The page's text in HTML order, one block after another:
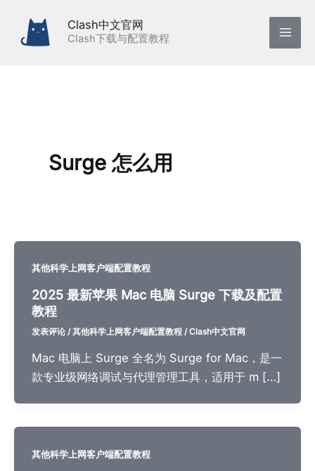
Clash中文官网
Clash下载与配置教程
Surge 怎么用
其他科学上网客户端配置教程
2025 最新苹果 Mac 电脑 Surge 下载及配置
教程
发表评论 /其他科学上网客户端配置教程/Clash中文官网
Mac 电脑上 Surge 全名为 Surge for Mac，是一
款专业级网络调试与代理管理工具，适用于 m […]
其他科学上网客户端配置教程